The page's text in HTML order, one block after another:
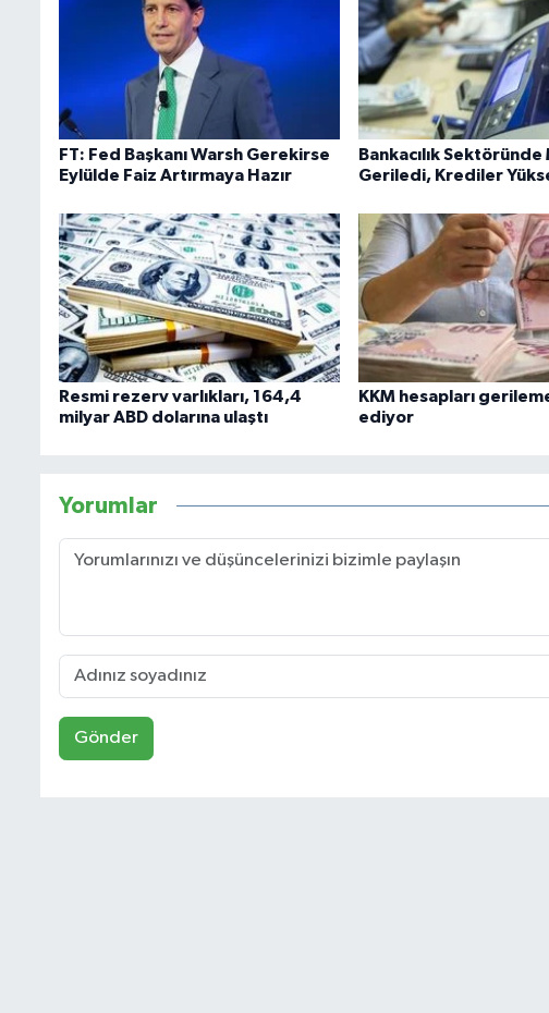
FT: Fed Başkanı Warsh Gerekirse
Eylülde Faiz Artırmaya Hazır
Bankacılık
Geriledi, Krediler
Resmi rezerv varlıkları, 164,4
milyar ABD dolarına ulaştı
KKM hesapları
ediyor
Yorumlar
Gönder